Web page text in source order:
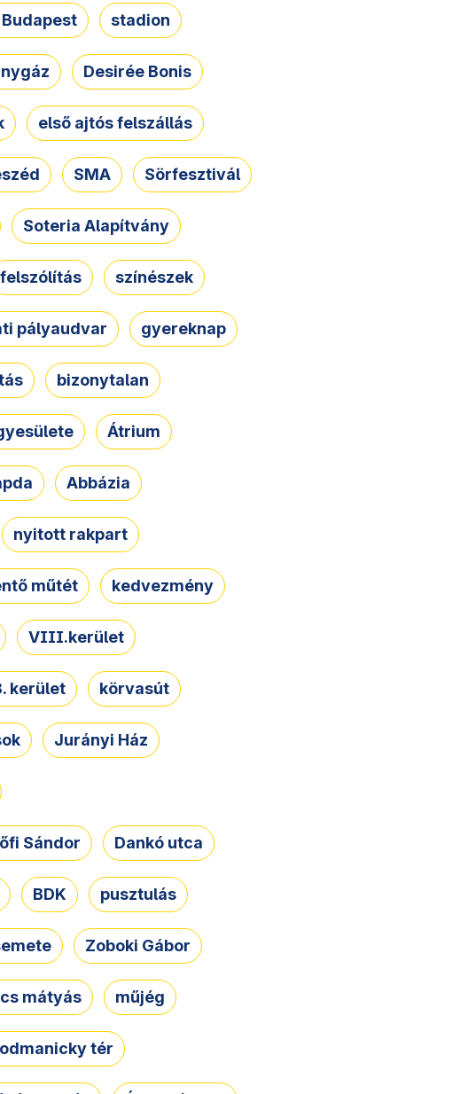
stadion
Desirée Bonis
első ajtós felszállás
SMA Sörfesztivál
Soteria Alapítvány
felszólítás színészek
pályaudvar gyereknap
bizonytalan
Átrium
Abbázia
nyitott rakpart
műtét kedvezmény
VIII.kerület
kerület körvasút
Jurányi Ház
Sándor Dankó utca
BDK pusztulás
Zoboki Gábor
mátyás műjég
tér